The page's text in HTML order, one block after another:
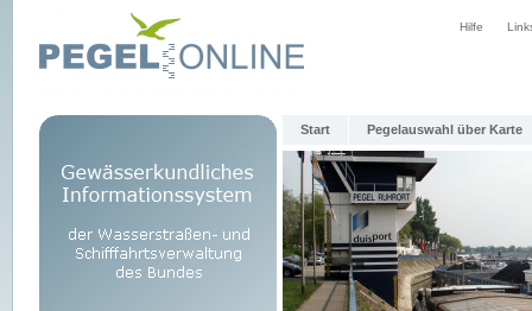
Hilfe
Start Pegelauswahl über Karte